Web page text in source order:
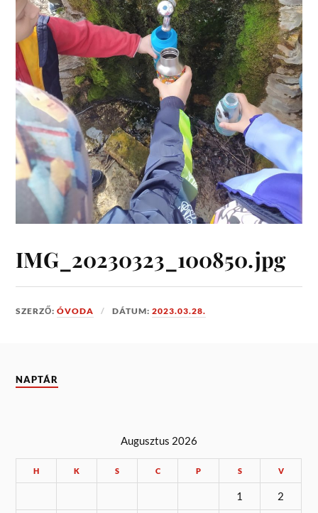
IMG_20230323_100850.jpg
SZERZŐ:ÓVODA DÁTUM:2023.03.28.
NAPTÁR
Augusztus 2026
H K S C P S V
1 2